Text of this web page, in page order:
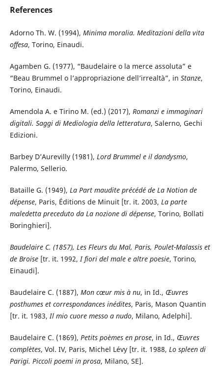
References
Adorno Th. W. (1994), Minima moralia. Meditazioni della vita
offesa, Torino, Einaudi.
Agamben G. (1977), “Baudelaire o la merce assoluta” e
“Beau Brummel o l’appropriazione dell’irrealtà”, in Stanze,
Torino, Einaudi.
Amendola A. e Tirino M. (ed.) (2017), Romanzi e immaginari
digitali. Saggi di Mediologia della letteratura, Salerno, Gechi
Edizioni.
Barbey D’Aurevilly (1981), Lord Brummel e il dandysmo,
Palermo, Sellerio.
Bataille G. (1949), La Part maudite précédé de La Notion de
dépense, Paris, Éditions de Minuit [tr. it. 2003, La parte
maledetta preceduto da La nozione di dépense, Torino, Bollati
Boringhieri].
Baudelaire C. (1857), Les Fleurs du Mal, Paris, Poulet-Malassis et
de Broise [tr. it. 1992,I fiori del male e altre poesie, Torino,
Einaudi].
Baudelaire C. (1887), Mon cœur mis à nu, in Id., Œuvres
posthumes et correspondances inédites, Paris, Mason Quantin
[tr. it. 1983,Il mio cuore messo a nudo, Milano, Adelphi].
Baudelaire C. (1869), Petits poèmes en prose, in Id., Œuvres
complètes, Vol. IV, Paris, Michel Lévy [tr. it. 1988, Lo spleen di
Parigi. Piccoli poemi in prosa, Milano, SE].